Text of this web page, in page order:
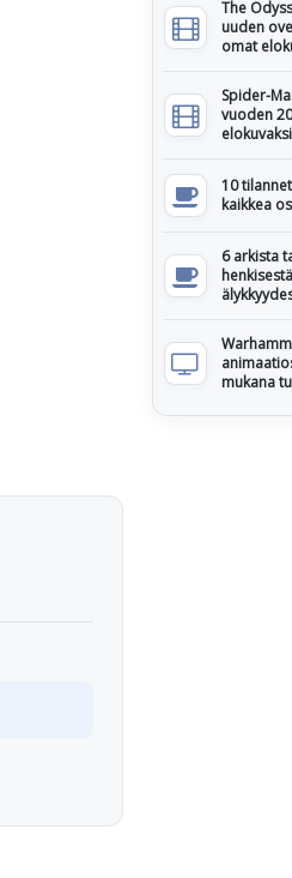
The
uuden
omat
Spider-
vuoden
10
kaikkea
6 arkista
mukana